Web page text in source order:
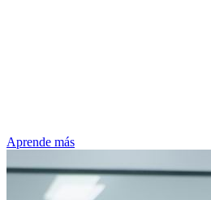
Aprende más